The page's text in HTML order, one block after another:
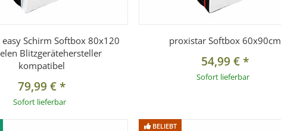
Schirm Softbox 80x120
Blitzgerätehersteller
kompatibel
79,99 €*
Sofort lieferbar
proxistar Softbox 60x90cm
54,99 €*
Sofort lieferbar
BELIEBT